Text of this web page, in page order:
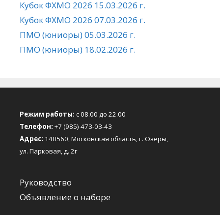
Кубок ФХМО 2026 15.03.2026 г.
Кубок ФХМО 2026 07.03.2026 г.
ПМО (юниоры) 05.03.2026 г.
ПМО (юниоры) 18.02.2026 г.
Режим работы: с 08.00 до 22.00
Телефон: +7 (985) 473-03-43
Адрес: 140560, Московская область, г. Озеры,
ул. Парковая, д. 2г
Руководство
Объявление о наборе